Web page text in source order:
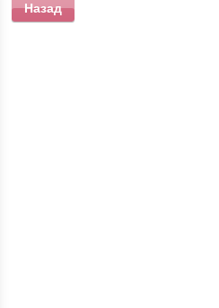
Назад